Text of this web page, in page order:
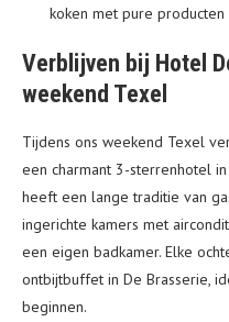
koken met pure producten
Verblijven bij Hotel
weekend Texel
Tijdens ons weekend Texel
een charmant 3-sterrenhotel
heeft een lange traditie van
ingerichte kamers met
een eigen badkamer. Elke
ontbijtbuffet in De Brasserie,
beginnen.